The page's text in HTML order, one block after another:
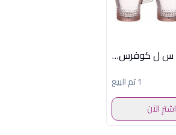
طقم 6 مج 250 س ل كوفرس بينك باسابتشة
1 تم البيع
اشترِ الآن